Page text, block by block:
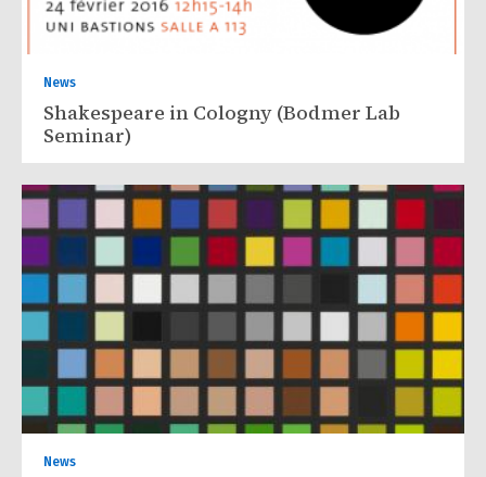
News
Shakespeare in Cologny (Bodmer Lab
Seminar)
News